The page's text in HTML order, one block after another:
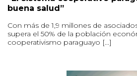
buena salud”
Con más de 1,9 millones de
supera el 50% de la población
cooperativismo paraguayo [...]